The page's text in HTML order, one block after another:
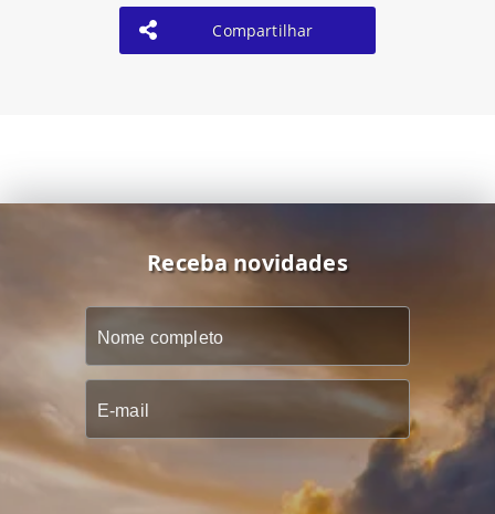
Compartilhar
Receba novidades